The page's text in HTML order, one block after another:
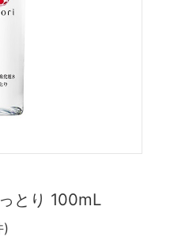
とり 100mL
)